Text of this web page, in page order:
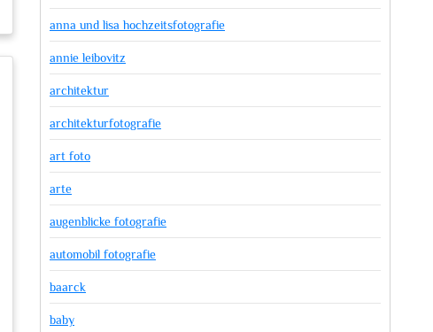
anna und lisa hochzeitsfotografie
annie leibovitz
architektur
architekturfotografie
art foto
arte
augenblicke fotografie
automobil fotografie
baarck
baby